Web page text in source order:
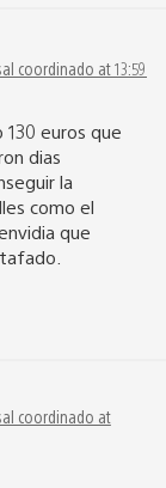
coordinado at 13:59
euros que
dias
la
como el
que
coordinado at